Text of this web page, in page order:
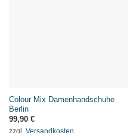
Colour Mix Damenhandschuhe
Berlin
99,90 €
zzgl. Versandkosten